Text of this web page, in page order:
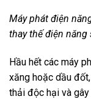
Máy phát điện
thay thế điện năng
Hầu hết các máy
xăng hoặc dầu
thải độc hại và